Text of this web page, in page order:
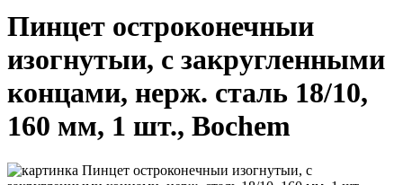
Пинцет остроконечныи
изогнутыи, с закругленными
концами, нерж. сталь 18/10,
160 мм, 1 шт., Bochem